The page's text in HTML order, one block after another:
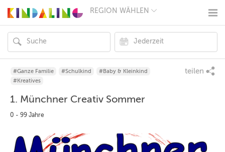
REGION WÄHLEN
MÜNCHEN
HAMBURG
FRANKFURT
KÖLN
DÜSSELDORF
HANNOVER
ZÜRICH
#Ganze Familie #Schulkind
#Baby & Kleinkind
#Kreatives
teilen
1. Münchner Creativ Sommer
0 - 99 Jahre